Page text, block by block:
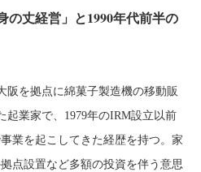
の丈経営」と1990年代前半の
阪を拠点に綿菓子製造機の移動販
起業家で、1979年のIRM設立以前
業を起こしてきた経歴を持つ。家
点設置など多額の投資を伴う意思